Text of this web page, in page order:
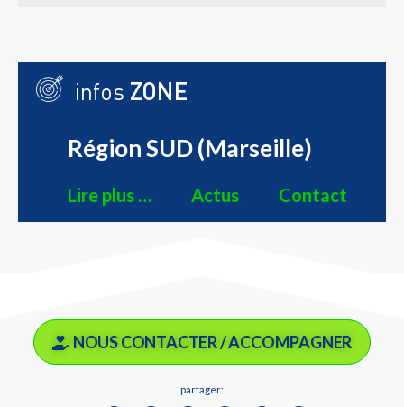
infos ZONE
Région SUD (Marseille)
Lire plus … Actus Contact
NOUS CONTACTER / ACCOMPAGNER
partager: